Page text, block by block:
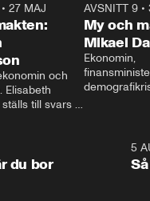
•27 MAJ
och
Elisabeth
till svars
AVSNITT 9•
My och
Mikael
Ekonomin,
och Makten.
1:06
du bor
5